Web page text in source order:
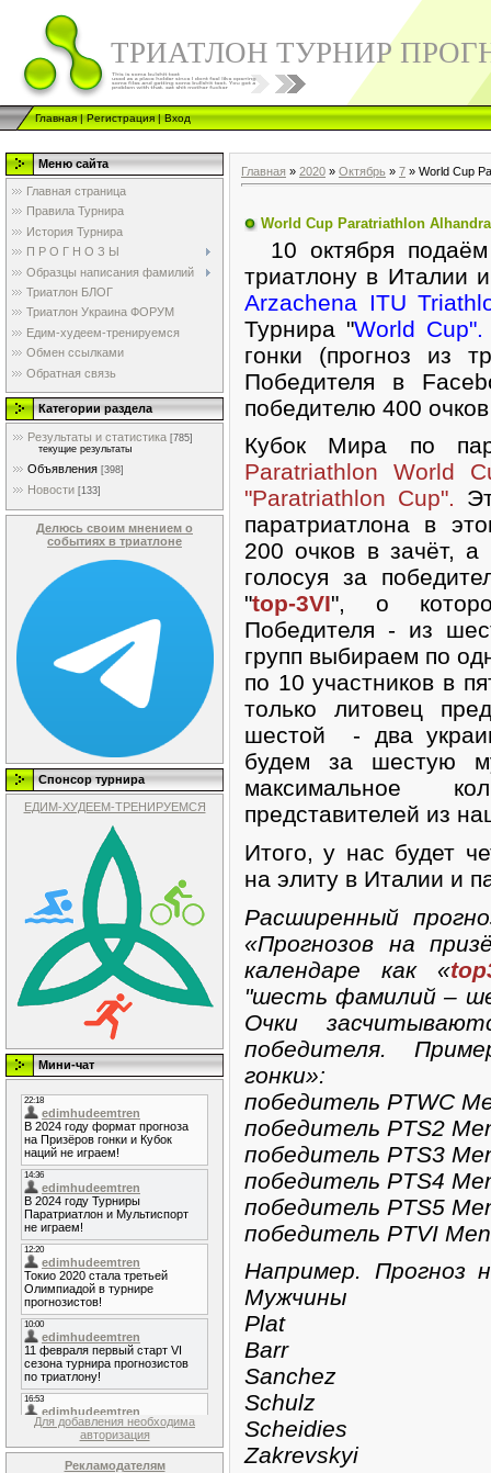
ТРИАТЛОН ТУРНИР
Главная|Регистрация|Вход
Меню сайта
Главная страница
Правила Турнира
История Турнира
П Р О Г Н О З Ы
Образцы написания фамилий
Триатлон БЛОГ
Триатлон Украина ФОРУМ
Едим-худеем-тренируемся
Обмен ссылками
Обратная связь
Категории раздела
Результаты и статистика [785]
текущие результаты
Объявления [398]
Новости [133]
Делюсь своим мнением о
событиях в триатлоне
Спонсор турнира
ЕДИМ-ХУДЕЕМ-ТРЕНИРУЕМСЯ
Мини-чат
Для добавления необходима
авторизация
Рекламодателям
Главная » 2020 » Октябрь » 7 » World Cup
World Cup Paratriathlon
10 октября
триатлону в Италии
Arzachena ITU
Турнира "World
гонки (прогноз из
Победителя в
победителю 400
Кубок Мира по
Paratriathlon World
"Paratriathlon Cup".
паратриатлона в
200 очков в зачёт,
голосуя за
"top-3VI", о
Победителя - из
групп выбираем по
по 10 участников в
только литовец
шестой - два
будем за шестую
максимальное
представителей из
Итого, у нас будет
на элиту в Италии и
Расширенный
«Прогнозов на
календаре как «
"шесть фамилий –
Очки
победителя.
гонки»:
победитель PTWC
победитель PTS2
победитель PTS3
победитель PTS4
победитель PTS5
победитель PTVI Men
Например. Прогноз
Мужчины
Plat
Barr
Sаnchez
Schulz
Scheidies
Zakrevskyi